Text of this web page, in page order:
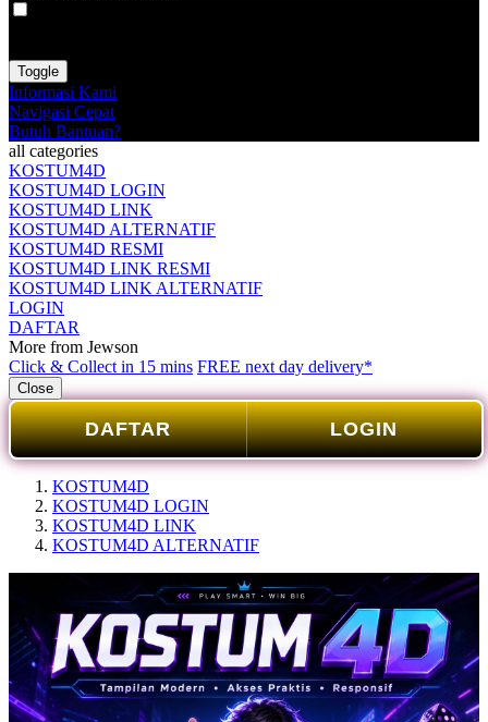
Toggle
Informasi Kami
Navigasi Cepat
Butuh Bantuan?
all categories
KOSTUM4D
KOSTUM4D LOGIN
KOSTUM4D LINK
KOSTUM4D ALTERNATIF
KOSTUM4D RESMI
KOSTUM4D LINK RESMI
KOSTUM4D LINK ALTERNATIF
LOGIN
DAFTAR
More from Jewson
Click & Collect in 15 mins FREE next day delivery*
Close
DAFTAR LOGIN
KOSTUM4D
KOSTUM4D LOGIN
KOSTUM4D LINK
KOSTUM4D ALTERNATIF